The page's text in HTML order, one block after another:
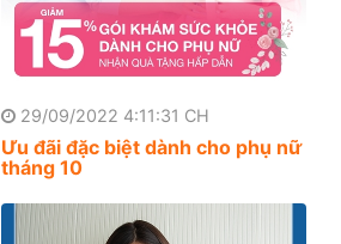
29/09/2022 4:11:31 CH
Ưu đãi đặc biệt dành cho phụ nữ
tháng 10